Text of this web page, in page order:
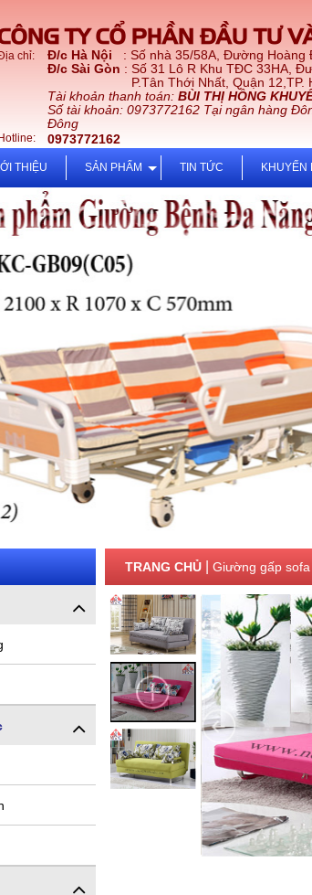
TY CỔ PHẦN ĐẦU TƯ
chỉ: Đ/c Hà Nội : Số nhà 35/58A, Đường Hoàng
Đ/c Sài Gòn : Số 31 Lô R Khu TĐC 33HA,
P.Tân Thới Nhất, Quận 12,TP.
Tài khoản thanh toán: BÙI THỊ HỒNG
Số tài khoản: 0973772162 Tại ngân hàng
Đông
Hotline: 0973772162
THIỆU SẢN PHẨM TIN TỨC KHUYẾN
TRANG CHỦ| Giường gấp sofa